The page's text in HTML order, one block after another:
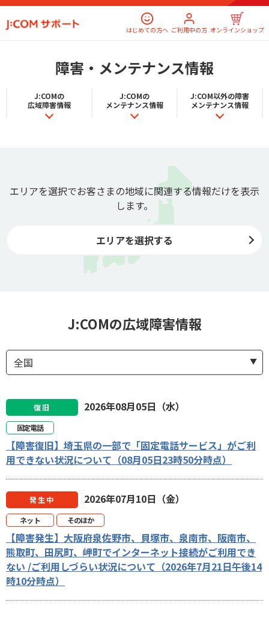
はじめての方へ ご利用中の方 オンラインショップ
障害・メンテナンス情報
J:COMの
広域障害情報
J:COMの
メンテナンス情報
J:COM以外の障害
メンテナンス情報
エリアを選択でお客さまの地域に関連する情報だけを表示
します。
エリアを選択する
J:COMの広域障害情報
復旧 2026年08月05日（水）
固定電話
【障害復旧】埼玉県の一部で「固定電話サービス」がご利
用できない状況について（08月05日23時50分時点）
発生中 2026年07月10日（金）
ネット そのほか
【障害発生】大阪府泉佐野市、貝塚市、泉南市、阪南市、
熊取町、田尻町、岬町でインターネット接続がご利用でき
ない /ご利用しづらい状況について（2026年7月21日午後14
時10分時点）